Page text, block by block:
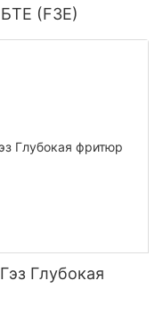
(F3E)
Глубокая